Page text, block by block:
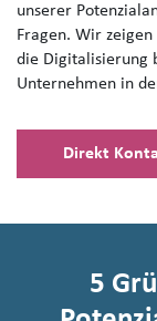
unserer
Fragen. Wir
die Digitalisierung
Unternehmen in
Direkt
5